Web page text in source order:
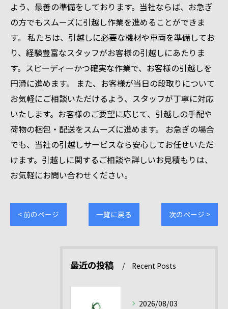
よう、最善の準備をしております。当社ならば、お急ぎ
の方でもスムーズに引越し作業を進めることができま
す。 私たちは、引越しに必要な機材や車両を準備してお
り、経験豊富なスタッフがお客様の引越しにあたりま
す。スピーディーかつ確実な作業で、お客様の引越しを
円滑に進めます。 また、お客様が当日の段取りについて
お気軽にご相談いただけるよう、スタッフが丁寧に対応
いたします。お客様のご要望に応じて、引越しの手配や
荷物の梱包・配送をスムーズに進めます。 お急ぎの場合
でも、当社の引越しサービスなら安心してお任せいただ
けます。引越しに関するご相談や詳しいお見積もりは、
お気軽にお問い合わせください。
< 前のページ 一覧に戻る 次のページ >
最近の投稿 Recent Posts
2026/08/03